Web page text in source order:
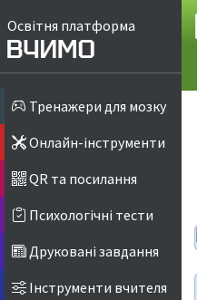
Освітня платформа
Тренажери для мозку
Онлайн-інструменти
QR та посилання
Психологічні тести
Друковані завдання
Інструменти вчителя